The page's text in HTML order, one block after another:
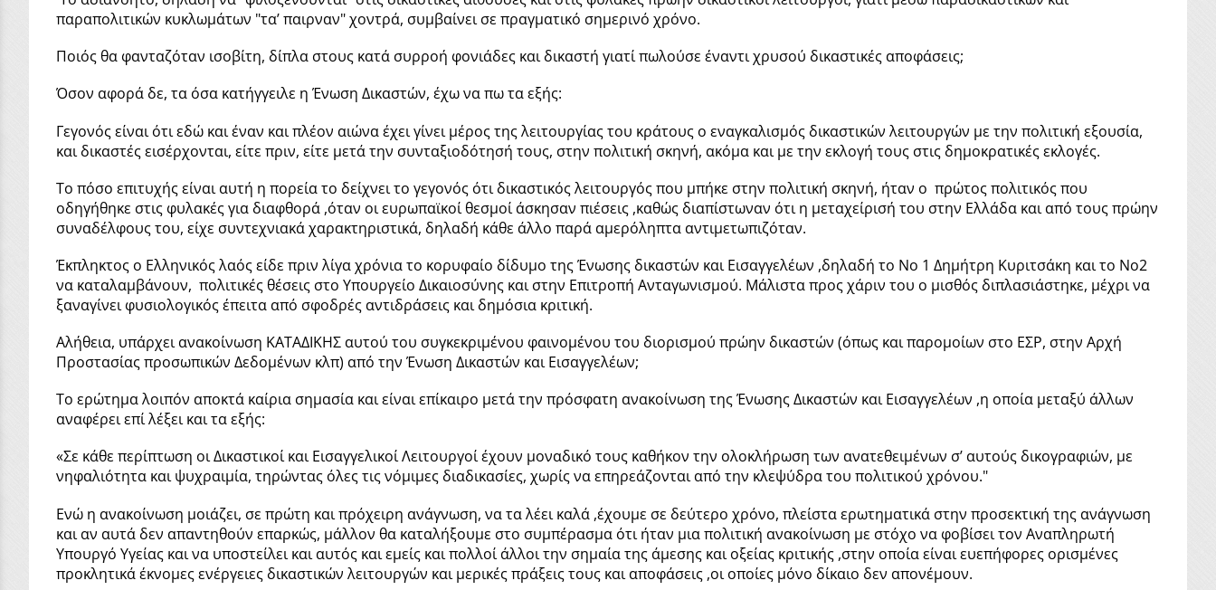
παραπολιτικών κυκλωμάτων "τα’ παιρναν" χοντρά, συμβαίνει σε πραγματικό σημερινό χρόνο.
Ποιός θα φανταζόταν ισοβίτη, δίπλα στους κατά συρροή φονιάδες και δικαστή γιατί πωλούσε έναντι χρυσού δικαστικές αποφάσεις;
Όσον αφορά δε, τα όσα κατήγγειλε η Ένωση Δικαστών, έχω να πω τα εξής:
Γεγονός είναι ότι εδώ και έναν και πλέον αιώνα έχει γίνει μέρος της λειτουργίας του κράτους ο εναγκαλισμός δικαστικών λειτουργών με την πολιτική εξουσία,
και δικαστές εισέρχονται, είτε πριν, είτε μετά την συνταξιοδότησή τους, στην πολιτική σκηνή, ακόμα και με την εκλογή τους στις δημοκρατικές εκλογές.
Το πόσο επιτυχής είναι αυτή η πορεία το δείχνει το γεγονός ότι δικαστικός λειτουργός που μπήκε στην πολιτική σκηνή, ήταν ο πρώτος πολιτικός που
οδηγήθηκε στις φυλακές για διαφθορά ,όταν οι ευρωπαϊκοί θεσμοί άσκησαν πιέσεις ,καθώς διαπίστωναν ότι η μεταχείρισή του στην Ελλάδα και από τους πρώην
συναδέλφους του, είχε συντεχνιακά χαρακτηριστικά, δηλαδή κάθε άλλο παρά αμερόληπτα αντιμετωπιζόταν.
Έκπληκτος ο Ελληνικός λαός είδε πριν λίγα χρόνια το κορυφαίο δίδυμο της Ένωσης δικαστών και Εισαγγελέων ,δηλαδή το Νο 1 Δημήτρη Κυριτσάκη και το Νο2
να καταλαμβάνουν, πολιτικές θέσεις στο Υπουργείο Δικαιοσύνης και στην Επιτροπή Ανταγωνισμού. Μάλιστα προς χάριν του ο μισθός διπλασιάστηκε, μέχρι να
ξαναγίνει φυσιολογικός έπειτα από σφοδρές αντιδράσεις και δημόσια κριτική.
Αλήθεια, υπάρχει ανακοίνωση ΚΑΤΑΔΙΚΗΣ αυτού του συγκεκριμένου φαινομένου του διορισμού πρώην δικαστών (όπως και παρομοίων στο ΕΣΡ, στην Αρχή
Προστασίας προσωπικών Δεδομένων κλπ) από την Ένωση Δικαστών και Εισαγγελέων;
Το ερώτημα λοιπόν αποκτά καίρια σημασία και είναι επίκαιρο μετά την πρόσφατη ανακοίνωση της Ένωσης Δικαστών και Εισαγγελέων ,η οποία μεταξύ άλλων
αναφέρει επί λέξει και τα εξής:
«Σε κάθε περίπτωση οι Δικαστικοί και Εισαγγελικοί Λειτουργοί έχουν μοναδικό τους καθήκον την ολοκλήρωση των ανατεθειμένων σ’ αυτούς δικογραφιών, με
νηφαλιότητα και ψυχραιμία, τηρώντας όλες τις νόμιμες διαδικασίες, χωρίς να επηρεάζονται από την κλεψύδρα του πολιτικού χρόνου."
Ενώ η ανακοίνωση μοιάζει, σε πρώτη και πρόχειρη ανάγνωση, να τα λέει καλά ,έχουμε σε δεύτερο χρόνο, πλείστα ερωτηματικά στην προσεκτική της ανάγνωση
και αν αυτά δεν απαντηθούν επαρκώς, μάλλον θα καταλήξουμε στο συμπέρασμα ότι ήταν μια πολιτική ανακοίνωση με στόχο να φοβίσει τον Αναπληρωτή
Υπουργό Υγείας και να υποστείλει και αυτός και εμείς και πολλοί άλλοι την σημαία της άμεσης και οξείας κριτικής ,στην οποία είναι ευεπήφορες ορισμένες
προκλητικά έκνομες ενέργειες δικαστικών λειτουργών και μερικές πράξεις τους και αποφάσεις ,οι οποίες μόνο δίκαιο δεν απονέμουν.